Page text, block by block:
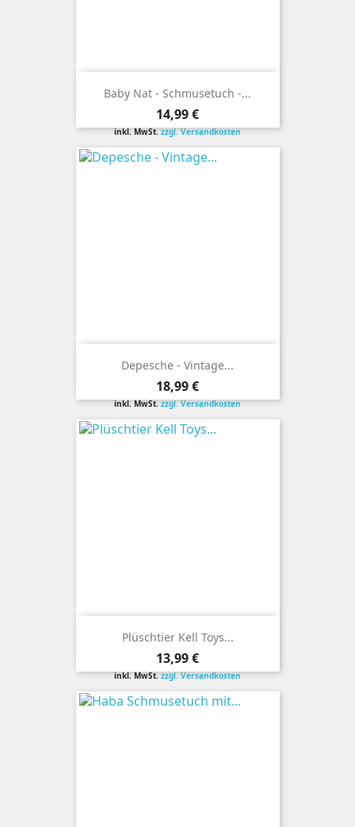
Baby Nat - Schmusetuch -...
Preis
14,99 €
inkl. MwSt.zzgl. Versandkosten
Depesche - Vintage...
Preis
18,99 €
inkl. MwSt.zzgl. Versandkosten
Plüschtier Kell Toys...
Preis
13,99 €
inkl. MwSt.zzgl. Versandkosten